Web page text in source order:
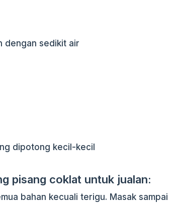
dengan sedikit air
dipotong kecil-kecil
pisang coklat untuk jualan:
bahan kecuali terigu. Masak sampai